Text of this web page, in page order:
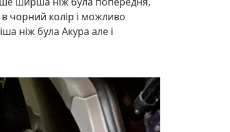
чорний колір і можливо
ніж була Акура але і